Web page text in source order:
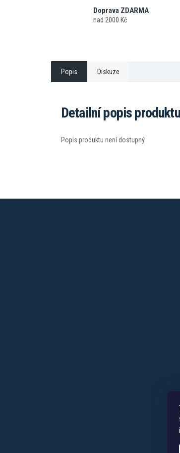
Doprava ZDARMA
nad 2000 Kč
Popis Diskuze
Detailní popis produktu
Popis produktu není dostupný